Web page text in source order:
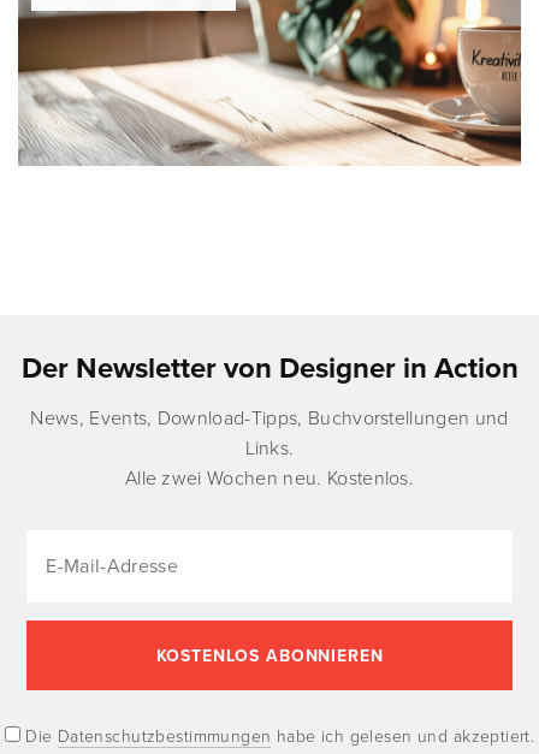
Der Newsletter von Designer in Action
News, Events, Download-Tipps, Buchvorstellungen und
Links.
Alle zwei Wochen neu. Kostenlos.
Die Datenschutzbestimmungen habe ich gelesen und akzeptiert.